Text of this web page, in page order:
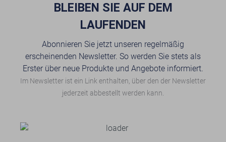
BLEIBEN SIE AUF DEM
LAUFENDEN
Abonnieren Sie jetzt unseren regelmäßig
erscheinenden Newsletter. So werden Sie stets als
Erster über neue Produkte und Angebote informiert.
Im Newsletter ist ein Link enthalten, über den der Newsletter
jederzeit abbestellt werden kann.